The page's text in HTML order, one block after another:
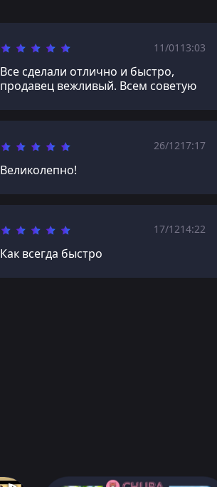
11/01 13:03
Все сделали отлично и быстро,
продавец вежливый. Всем советую
26/1217:17
Великолепно!
17/1214:22
Как всегда быстро